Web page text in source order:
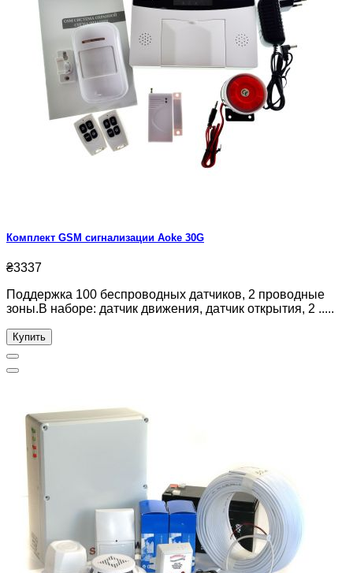
Комплект GSM сигнализации Aoke 30G
₴3337
Поддержка 100 беспроводных датчиков, 2 проводные
зоны.В наборе: датчик движения, датчик открытия, 2 .....
Купить